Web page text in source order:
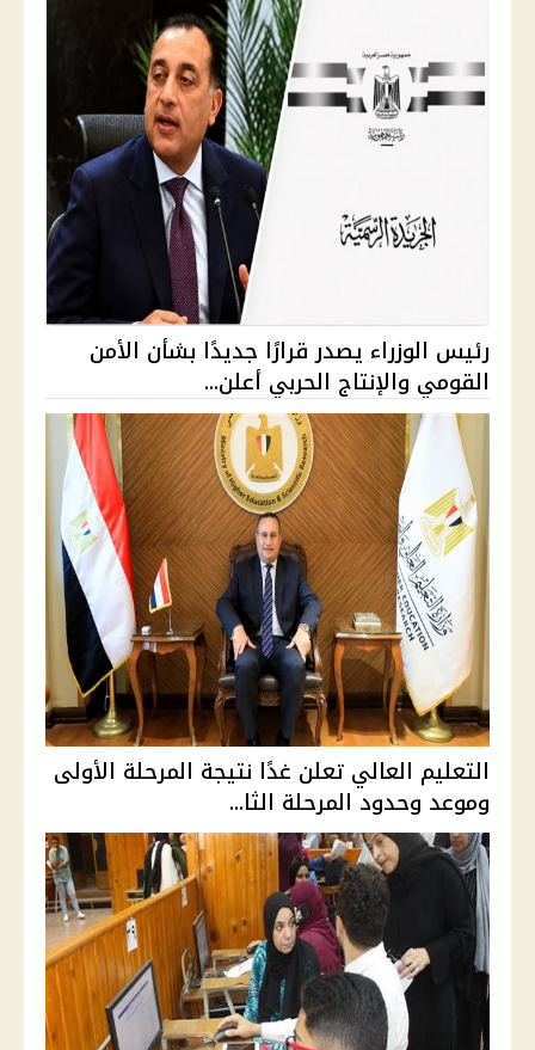
رئيس الوزراء يصدر قرارًا جديدًا بشأن الأمن
القومي والإنتاج الحربي أعلن...
التعليم العالي تعلن غدًا نتيجة المرحلة الأولى
وموعد وحدود المرحلة الثا...